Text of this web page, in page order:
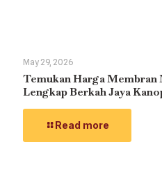
May 29, 2026
Temukan Harga Membran
Lengkap Berkah Jaya
Read more